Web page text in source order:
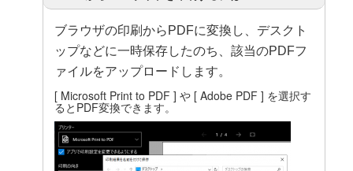
ブラウザの印刷からPDFに変換し、デスクト
ップなどに一時保存したのち、該当のPDFフ
ァイルをアップロードします。
[ Microsoft Print to PDF ] や [ Adobe PDF ] を選択す
るとPDF変換できます。